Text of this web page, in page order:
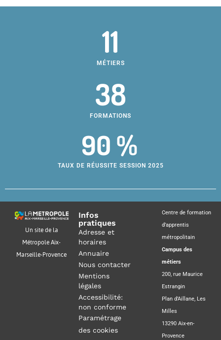
11
MÉTIERS
38
FORMATIONS
90 %
TAUX DE RÉUSSITE SESSION 2025
Un site de la
Métropole Aix-
Marseille-Provence
Infos
pratiques
Adresse et
horaires
Annuaire
Nous contacter
Mentions
légales
Accessibilité:
non conforme
Paramétrage
des cookies
Centre de formation
d’apprentis
métropolitain
Campus des
métiers
200, rue Maurice
Estrangin
Plan d’Aillane, Les
Milles
13290 Aix-en-
Provence